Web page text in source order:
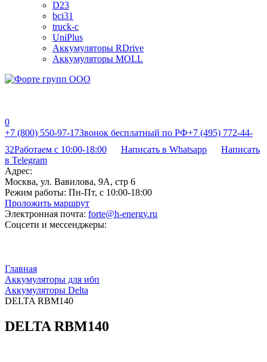
D23
bci31
truck-c
UniPlus
Аккумуляторы RDrive
Аккумуляторы MOLL
0
+7 (800) 550-97-17Звонок бесплатный по РФ+7 (495) 772-44-
32Работаем с 10:00-18:00 Написать в Whatsapp
Написать
в Telegram
Адрес:
Москва, ул. Вавилова, 9А, стр 6
Режим работы: Пн-Пт, с 10:00-18:00
Проложить маршрут
Электронная почта: forte@h-energy.ru
Соцсети и мессенджеры:
Главная
Аккумуляторы для ибп
Аккумуляторы Delta
DELTA RBM140
DELTA RBM140